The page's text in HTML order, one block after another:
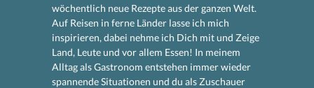
wöchentlich neue Rezepte aus der ganzen Welt.
Auf Reisen in ferne Länder lasse ich mich
inspirieren, dabei nehme ich Dich mit und Zeige
Land, Leute und vor allem Essen! In meinem
Alltag als Gastronom entstehen immer wieder
spannende Situationen und du als Zuschauer